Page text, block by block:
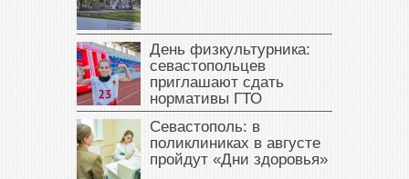
День физкультурника:
севастопольцев
приглашают сдать
нормативы ГТО
Севастополь: в
поликлиниках в августе
пройдут «Дни здоровья»